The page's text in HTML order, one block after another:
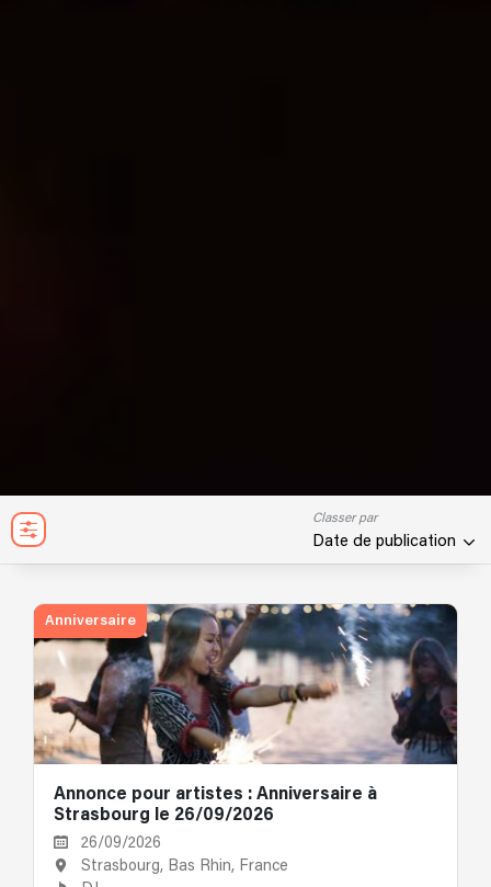
Classer par
Date de publication
Anniversaire
Annonce pour artistes : Anniversaire à
Strasbourg le 26/09/2026
26/09/2026
Strasbourg, Bas Rhin, France